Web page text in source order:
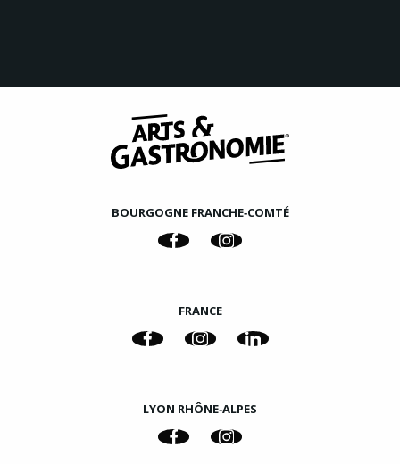
BOURGOGNE FRANCHE‑COMTÉ
FRANCE
LYON RHÔNE‑ALPES